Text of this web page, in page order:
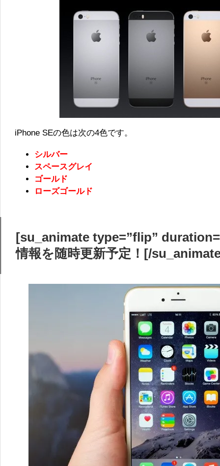
iPhone SEの色は次の4色です。
シルバー
スペースグレイ
ゴールド
ローズゴールド
[su_animate type=”flip”
情報を随時更新予定！[/